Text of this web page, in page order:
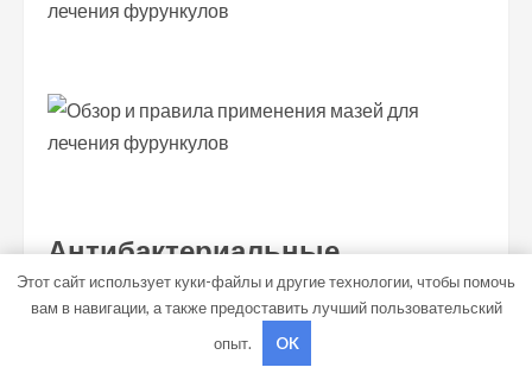
Антибактериальные
При фурункулезе врач может прописать средство
антибиотик. Его действие направлено на
Этот сайт использует куки-файлы и другие технологии, чтобы помочь
вам в навигации, а также предоставить лучший пользовательский
опыт.
OK